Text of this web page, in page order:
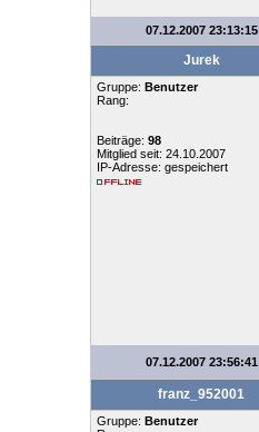
07.12.2007 23:13:15
Jurek
Gruppe: Benutzer
Rang:
Beiträge: 98
Mitglied seit: 24.10.2007
IP-Adresse: gespeichert
07.12.2007 23:56:41
franz_952001
Gruppe: Benutzer